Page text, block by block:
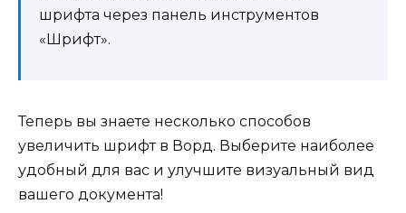
шрифта через панель инструментов
«Шрифт».
Теперь вы знаете несколько способов
увеличить шрифт в Ворд. Выберите наиболее
удобный для вас и улучшите визуальный вид
вашего документа!